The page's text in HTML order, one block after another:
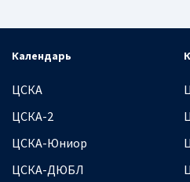
Календарь
ЦСКА
ЦСКА-2
ЦСКА-Юниор
ЦСКА-ДЮБЛ